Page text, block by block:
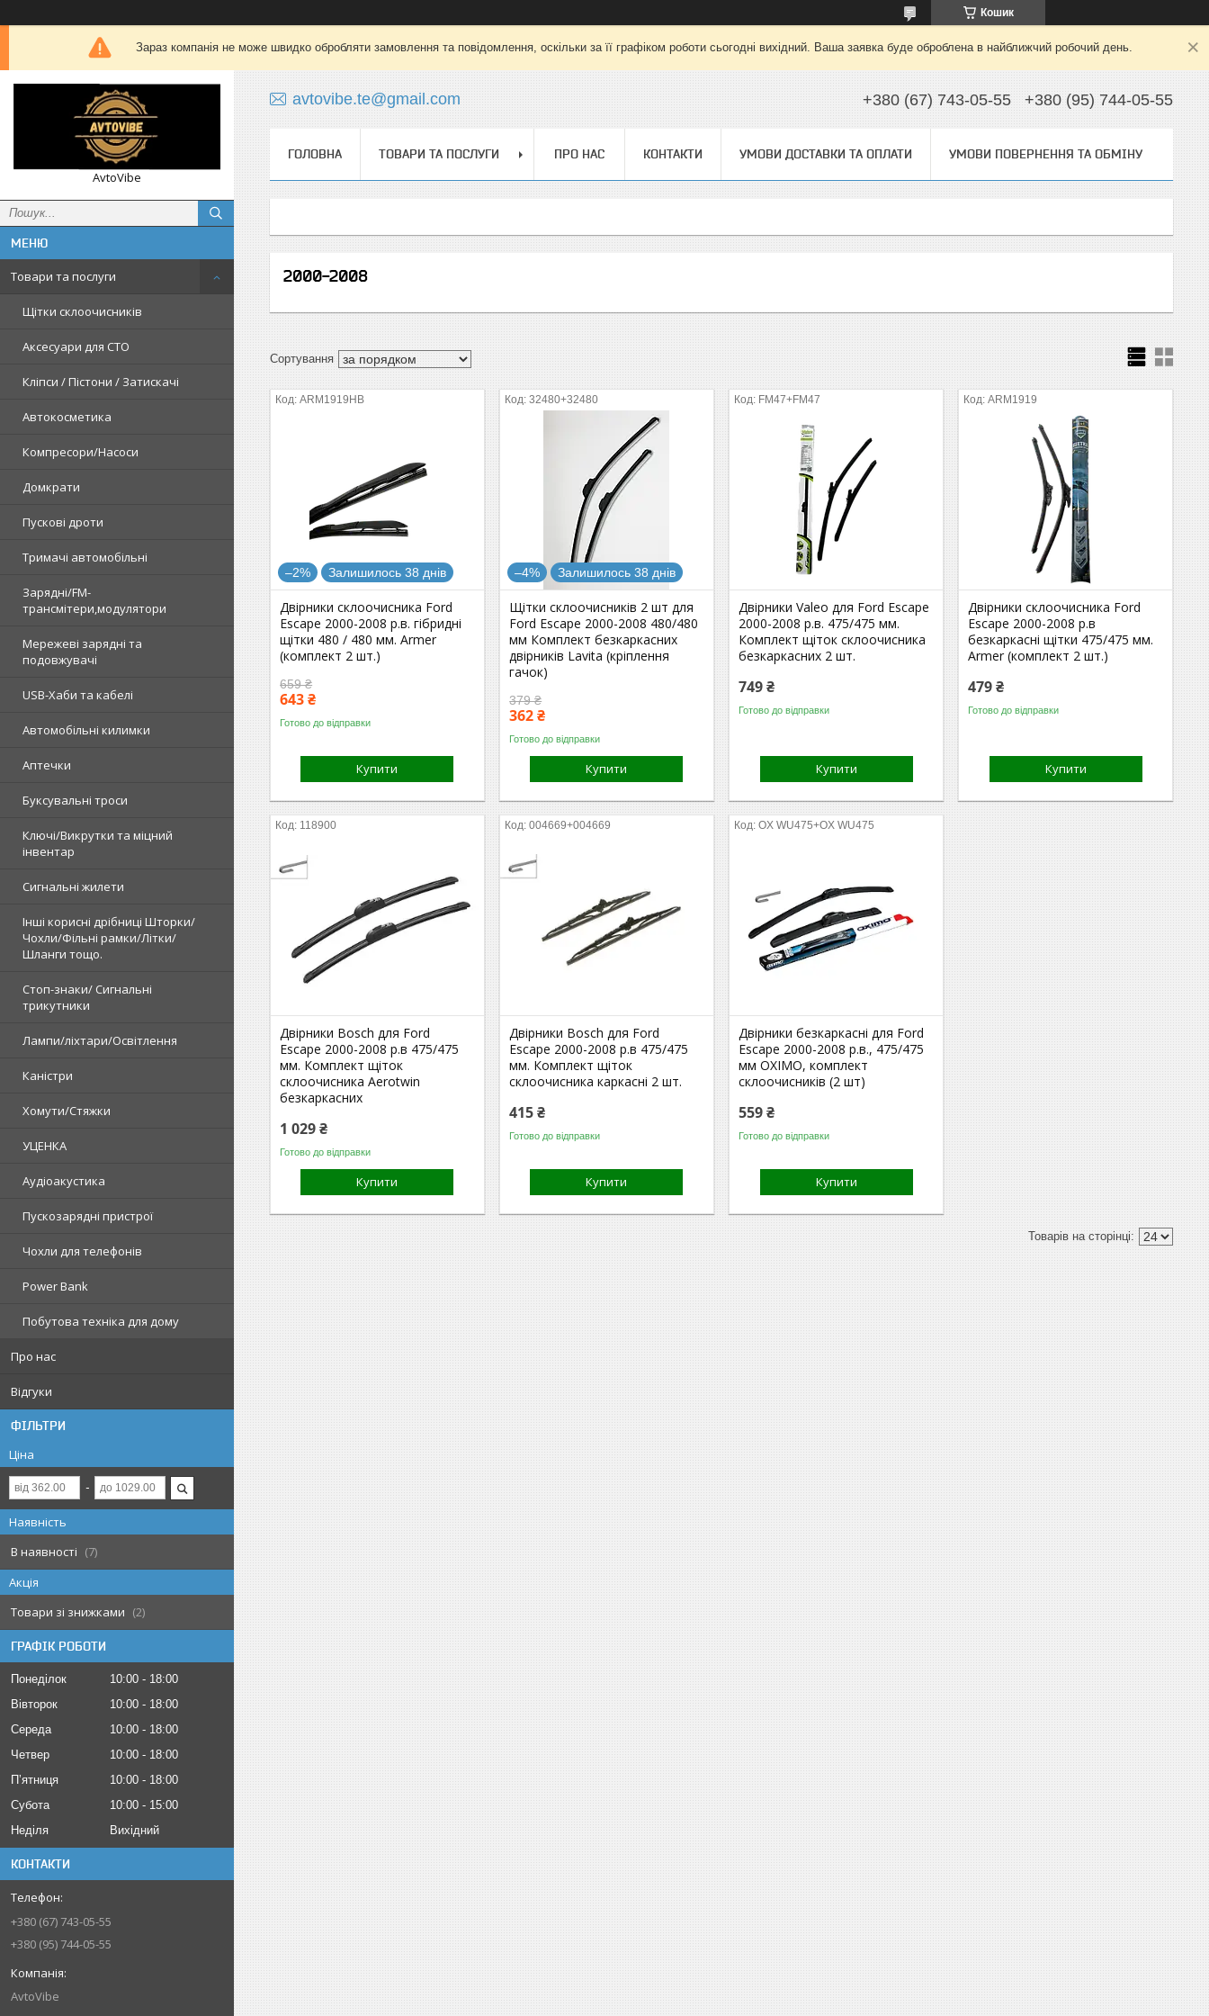
Кошик
Зараз компанія не може швидко обробляти замовлення та повідомлення, оскільки за її графіком роботи сьогодні вихідний. Ваша заявка буде оброблена в найближчий робочий день.
AvtoVibe
Товари та послуги
Щітки склоочисників
Аксесуари для СТО
Кліпси / Пістони / Затискачі
Автокосметика
Компресори/Насоси
Домкрати
Пускові дроти
Тримачі автомобільні
Зарядні/FM-
трансмітери,модулятори
Мережеві зарядні та
подовжувачі
USB-Хаби та кабелі
Автомобільні килимки
Аптечки
Буксувальні троси
Ключі/Викрутки та міцний
інвентар
Сигнальні жилети
Інші корисні дрібниці Шторки/
Чохли/Фільні рамки/Літки/
Шланги тощо.
Стоп-знаки/ Сигнальні
трикутники
Лампи/ліхтари/Освітлення
Каністри
Хомути/Стяжки
УЦЕНКА
Аудіоакустика
Пускозарядні пристрої
Чохли для телефонів
Power Bank
Побутова техніка для дому
Про нас
Відгуки
ФІЛЬТРИ
Ціна
Наявність
В наявності
7
Акція
Товари зі знижками
2
ГРАФІК РОБОТИ
Понеділок 10:00
18:00
Вівторок
10:00
18:00
Середа
10:00
18:00
Четвер
10:00
18:00
Пʼятниця
10:00
18:00
Субота
10:00
15:00
Неділя
Вихідний
КОНТАКТИ
+380 (67) 743-05-55
+380 (95) 744-05-55
AvtoVibe
avtovibe.te@gmail.com +380 (67) 743-05-55 +380 (95) 744-05-55
ГОЛОВНА ТОВАРИ ТА ПОСЛУГИ ПРО НАС КОНТАКТИ УМОВИ ДОСТАВКИ ТА ОПЛАТИ УМОВИ ПОВЕРНЕННЯ ТА ОБМІНУ
2000-2008
ARM1919HB
–2% Залишилось 38 днів
Двірники склоочисника Ford
Escape 2000-2008 р.в. гібридні
щітки 480 / 480 мм. Armer
(комплект 2 шт.)
659 ₴
643 ₴
Готово до відправки
Купити
32480+32480
–4% Залишилось 38 днів
Щітки склоочисників 2 шт для
Ford Escape 2000-2008 480/480
мм Комплект безкаркасних
двірників Lavita (кріплення
гачок)
379 ₴
362 ₴
Готово до відправки
Купити
FM47+FM47
Двірники Valeo для Ford Escape
2000-2008 р.в. 475/475 мм.
Комплект щіток склоочисника
безкаркасних 2 шт.
749 ₴
Готово до відправки
Купити
ARM1919
Двірники склоочисника Ford
Escape 2000-2008 р.в
безкаркасні щітки 475/475 мм.
Armer (комплект 2 шт.)
479 ₴
Готово до відправки
Купити
118900
Двірники Bosch для Ford
Escape 2000-2008 р.в 475/475
мм. Комплект щіток
склоочисника Aerotwin
безкаркасних
1 029 ₴
Готово до відправки
Купити
004669+004669
Двірники Bosch для Ford
Escape 2000-2008 р.в 475/475
мм. Комплект щіток
склоочисника каркасні 2 шт.
415 ₴
Готово до відправки
Купити
OX WU475+OX WU475
Двірники безкаркасні для Ford
Escape 2000-2008 р.в., 475/475
мм OXIMO, комплект
склоочисників (2 шт)
559 ₴
Готово до відправки
Купити